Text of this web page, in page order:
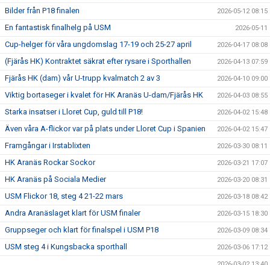
Bilder från P18 finalen 2026-05-12 08:15
En fantastisk finalhelg på USM 2026-05-11
Cup-helger för våra ungdomslag 17-19 och 25-27 april 2026-04-17 08:08
(Fjärås HK) Kontraktet säkrat efter rysare i Sporthallen 2026-04-13 07:59
Fjärås HK (dam) vår U-trupp kvalmatch 2 av 3 2026-04-10 09:00
Viktig bortaseger i kvalet för HK Aranäs U-dam/Fjärås HK 2026-04-03 08:55
Starka insatser i Lloret Cup, guld till P18! 2026-04-02 15:48
Även våra A-flickor var på plats under Lloret Cup i Spanien 2026-04-02 15:47
Framgångar i Irstablixten 2026-03-30 08:11
HK Aranäs Rockar Sockor 2026-03-21 17:07
HK Aranäs på Sociala Medier 2026-03-20 08:31
USM Flickor 18, steg 4 21-22 mars 2026-03-18 08:42
Andra Aranäslaget klart för USM finaler 2026-03-15 18:30
Gruppseger och klart för finalspel i USM P18 2026-03-09 08:34
USM steg 4 i Kungsbacka sporthall 2026-03-06 17:12